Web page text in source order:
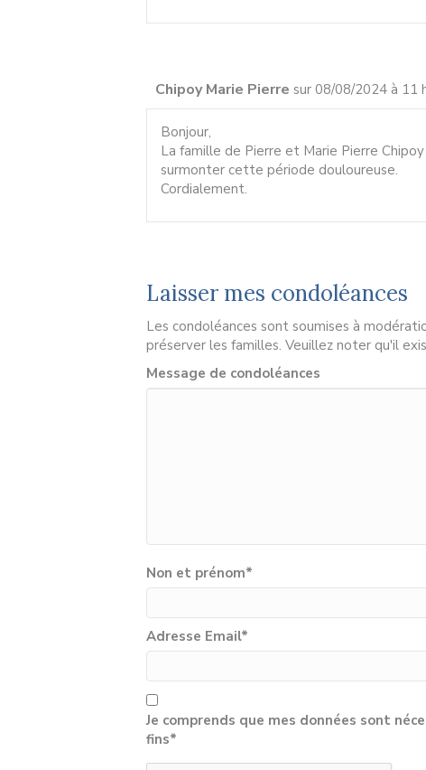
Chipoy Marie Pierre sur 08/08/2024 à 11
Bonjour,
La famille de Pierre et Marie Pierre
surmonter cette période douloureuse.
Cordialement.
Laisser mes condoléances
Les condoléances sont soumises à
préserver les familles. Veuillez noter qu'il
Message de condoléances
Non et prénom*
Adresse Email*
Je comprends que mes données sont
fins*